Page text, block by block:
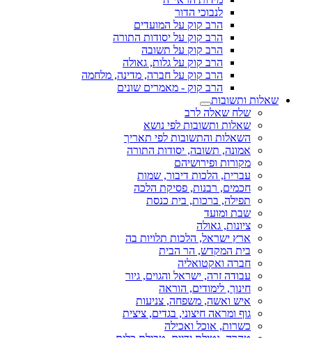
לנבוכי הדור
הרב קוק על המועדים
הרב קוק על יסודות התורה
הרב קוק על תשובה
הרב קוק על גלות, גאולה
הרב קוק על חברה, מדינה, מלחמה
הרב קוק - מאמרים שונים
שאלות ותשובות
שלח שאלה לרב
שאלות ותשובות לפי נושא
השאלות והתשובות לפי תאריך
אמונה, תשובה, יסודות התורה
מקורות ופירושיהם
עברית, הלכות דיבור, שמות
חכמים, רבנות, פסיקת הלכה
תפילה, ברכות, בית כנסת
שבת ומועד
ציונות, גאולה
ארץ ישראל, הלכות תלויות בה
בית המקדש, הר הבית
חברה ואקטואליה
עבודה זרה, ישראל והגוים, גיור
חינוך, לימודים, הוראה
איש ואשה, משפחה, צניעות
גוף ומראה חיצוני, בגדים, ציצית
כשרות, אוכל ואכילה